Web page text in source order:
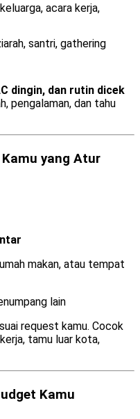
acara kerja,
santri, gathering
dingin, dan rutin dicek
pengalaman, dan tahu
yang Atur
makan, atau tempat
lain
request kamu. Cocok
tamu luar kota,
Kamu